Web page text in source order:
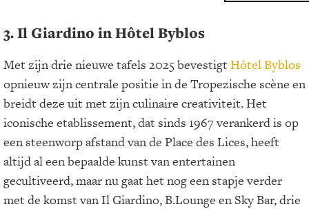
3. Il Giardino in Hôtel Byblos
Met zijn drie nieuwe tafels 2025 bevestigt Hôtel Byblos
opnieuw zijn centrale positie in de Tropezische scène en
breidt deze uit met zijn culinaire creativiteit. Het
iconische etablissement, dat sinds 1967 verankerd is op
een steenworp afstand van de Place des Lices, heeft
altijd al een bepaalde kunst van entertainen
gecultiveerd, maar nu gaat het nog een stapje verder
met de komst van Il Giardino, B.Lounge en Sky Bar, drie